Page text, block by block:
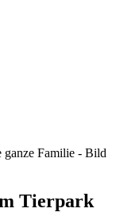
Tierpark